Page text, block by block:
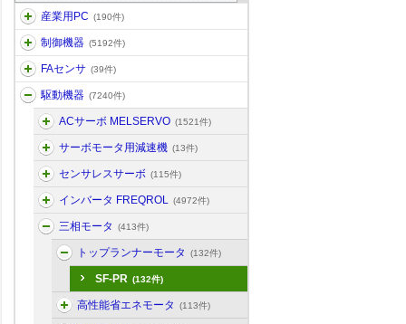
産業用PC (190件)
制御機器 (5192件)
FAセンサ (39件)
駆動機器 (7240件)
ACサーボ MELSERVO (1521件)
サーボモータ用減速機 (13件)
センサレスサーボ (115件)
インバータ FREQROL (4972件)
三相モータ (413件)
トップランナーモータ (132件)
SF-PR (132件)
高性能省エネモータ (113件)